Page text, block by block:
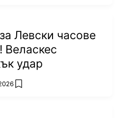
Левски часове
Веласкес
удар
add favorites